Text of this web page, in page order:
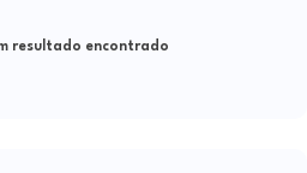
resultado encontrado